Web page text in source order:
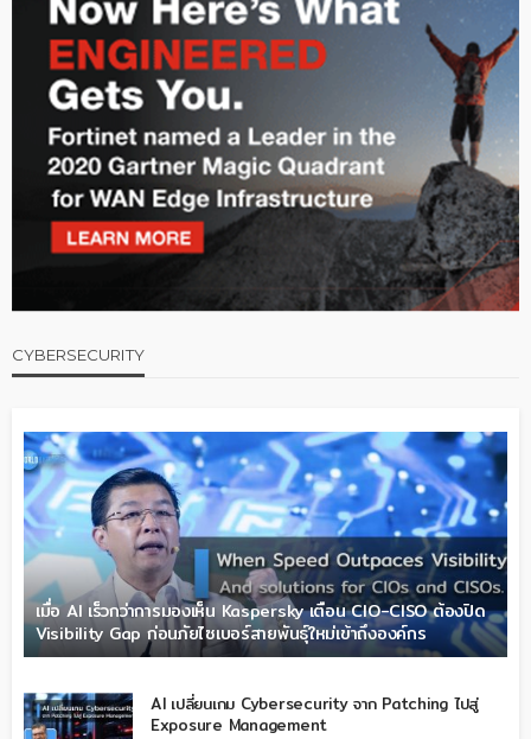
CYBERSECURITY
เมื่อ AI เร็วกว่าการมองเห็น Kaspersky เตือน CIO-CISO ต้องปิด
Visibility Gap ก่อนภัยไซเบอร์สายพันธุ์ใหม่เข้าถึงองค์กร
AI เปลี่ยนเกม Cybersecurity จาก Patching ไปสู่
Exposure Management